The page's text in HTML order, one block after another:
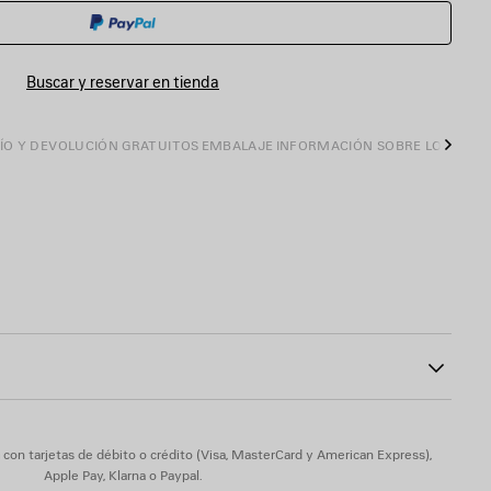
CESTA
UNA
TALLA
Buscar y reservar en tienda
Y DEVOLUCIÓN GRATUITOS EMBALAJE INFORMACIÓN SOBRE LOS
mm
trasera del tacón
con tarjetas de débito o crédito (Visa, MasterCard y American Express),
Apple Pay, Klarna o Paypal.